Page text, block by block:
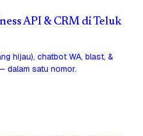
API & CRM di Teluk
hijau), chatbot WA, blast, &
dalam satu nomor.